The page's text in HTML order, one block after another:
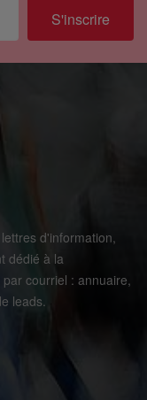
S'inscrire
d'information,
dédié à la
courriel : annuaire,
leads.